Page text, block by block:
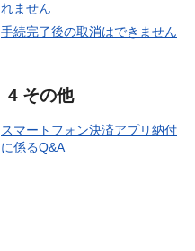
れません
手続完了後の取消はできません
4 その他
スマートフォン決済アプリ納付
に係るQ&A